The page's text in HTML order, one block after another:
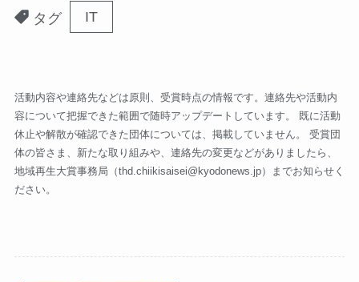
タグ IT
活動内容や連絡先などは原則、受賞時点の情報です。連絡先や活動内
容について把握できた範囲で随時アップデートしています。 既に活動
休止や解散が確認できた団体については、掲載していません。 受賞団
体の皆さま、新たな取り組みや、連絡先の変更などがありましたら、
地域再生大賞事務局（thd.chiikisaisei@kyodonews.jp）までお知らせく
ださい。